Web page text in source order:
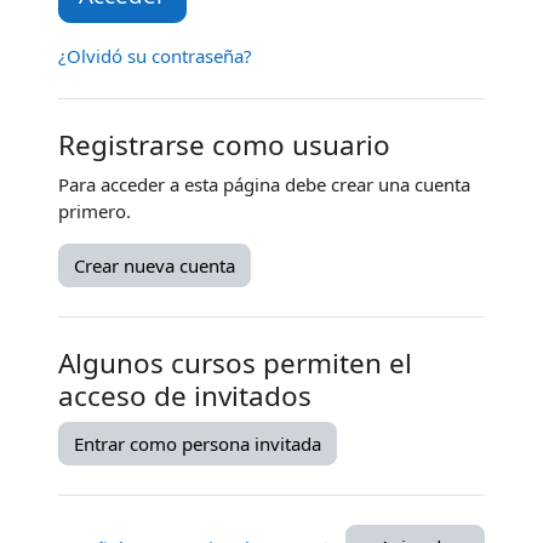
¿Olvidó su contraseña?
Registrarse como usuario
Para acceder a esta página debe crear una cuenta
primero.
Crear nueva cuenta
Algunos cursos permiten el
acceso de invitados
Entrar como persona invitada